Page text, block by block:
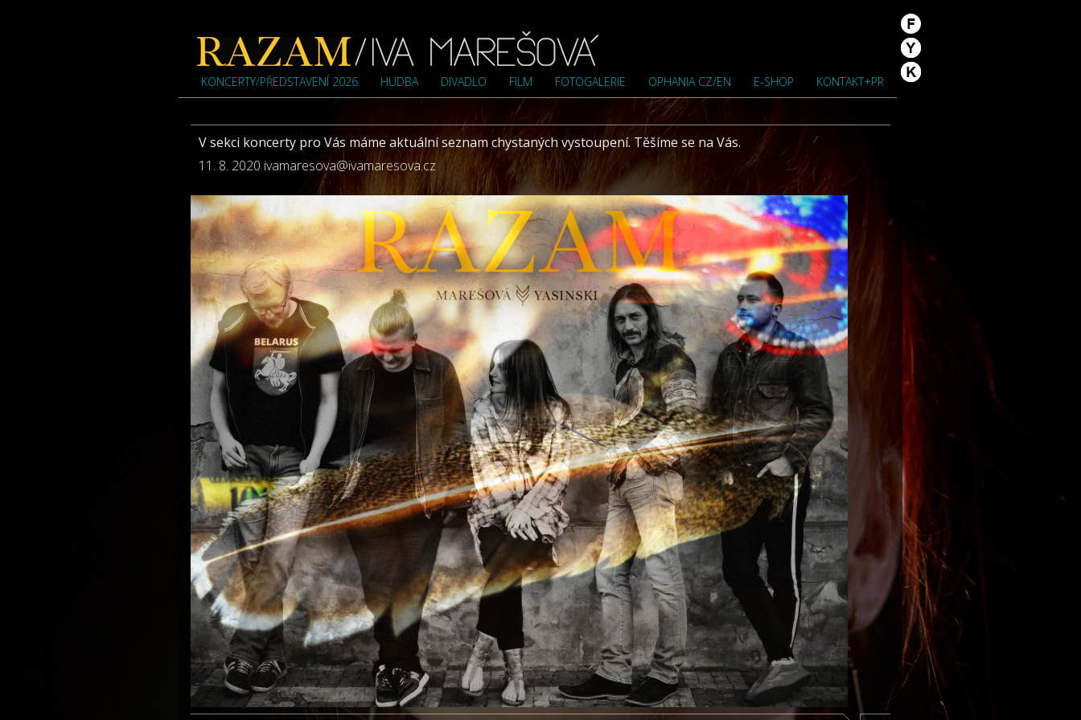
KONCERTY/PŘEDSTAVENÍ 2026 HUDBA DIVADLO FILM FOTOGALERIE OPHANIA CZ/EN E-SHOP KONTAKT+PR
V sekci koncerty pro Vás máme aktuální seznam chystaných vystoupení. Těšíme se na Vás.
11. 8. 2020 ivamaresova@ivamaresova.cz